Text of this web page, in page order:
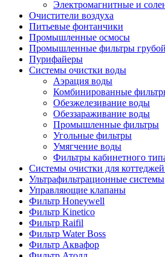
Электромагнитные и
Очистители воздуха
Питьевые фонтанчики
Промышленные осмосы
Промышленные фильтры
Пурифайеры
Системы очистки воды
Аэрация воды
Комбинированные
Обезжелезивание воды
Обеззараживание воды
Промышленные фильтры
Угольные фильтры
Умягчение воды
Фильтры кабинетного
Системы очистки для
Ультрафильтрационные системы
Управляющие клапаны
Фильтр Honeywell
Фильтр Kinetico
Фильтр Raifil
Фильтр Water Boss
Фильтр Аквафор